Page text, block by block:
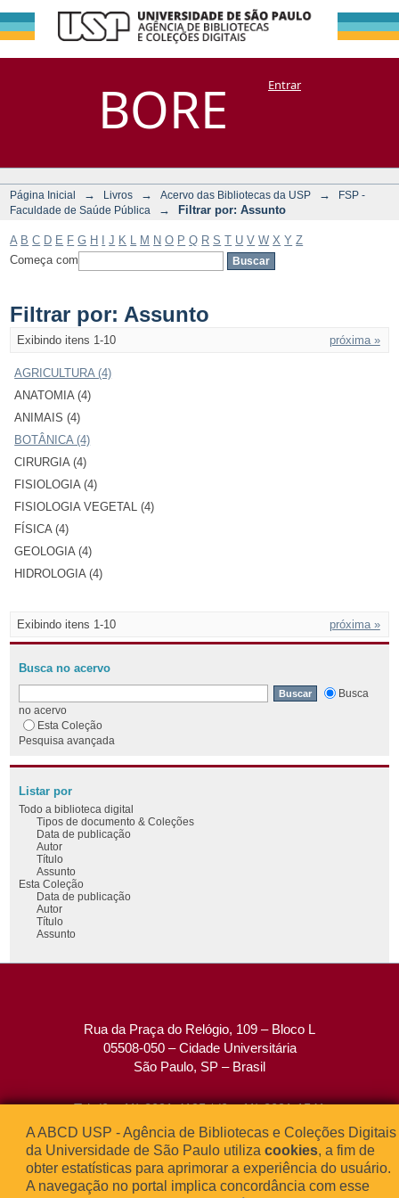
BORE
Filtrar por:
Assunto
DSpace/Manakin + CoriscoEntrar
Página Inicial → Livros → Acervo das Bibliotecas da USP →
FSP -
Faculdade de Saúde Pública
→ Filtrar por: Assunto
A B C D E F G H J K M N O P Q R S T U V W X Y Z
Começa com
Filtrar por: Assunto
Exibindo itens 1-10 próxima »
AGRICULTURA (4)
ANATOMIA (4)
ANIMAIS (4)
BOTÂNICA (4)
CIRURGIA (4)
FISIOLOGIA (4)
FISIOLOGIA VEGETAL (4)
FÍSICA (4)
GEOLOGIA (4)
HIDROLOGIA (4)
Exibindo itens 1-10 próxima »
Busca no acervo
Busca
no acervo
Esta Coleção
Pesquisa avançada
Listar por
Todo a biblioteca digital
Tipos de documento & Coleções
Data de publicação
Autor
Título
Assunto
Esta Coleção
Data de publicação
Autor
Título
Assunto
Rua da Praça do Relógio, 109 – Bloco L
05508-050 – Cidade Universitária
São Paulo, SP – Brasil
Tel: (0xx11) 3091-4195 / (0xx11) 3091-1541
Fax: (0xx11) 3091-1567
E-mail:atendimento@abcd.usp.br
A ABCD USP - Agência de Bibliotecas e Coleções Digitais
da Universidade de São Paulo utiliza cookies, a fim de
obter estatísticas para aprimorar a experiência do usuário.
A navegação no portal implica concordância com esse